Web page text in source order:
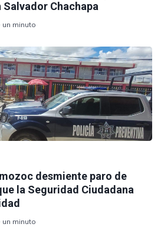
Chachapa
minuto
desmiente paro de
la Seguridad Ciudadana
minuto